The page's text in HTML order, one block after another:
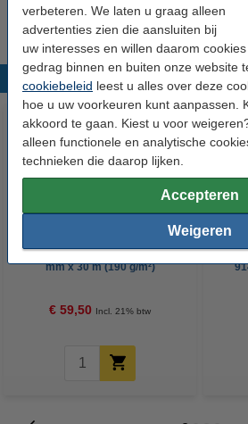
verbeteren. We laten u graag alleen
advertenties zien die aansluiten bij
uw interesses en willen daarom
gedrag binnen en buiten onze website
cookiebeleid leest u alles over deze
hoe u uw voorkeuren kunt aanpassen.
akkoord te gaan. Kiest u voor
alleen functionele en analytische
technieken die daarop lijken.
Accepteren
Weigeren
Populaire
123inkt Glossy paper roll 610
mm x 30 m (190 g/m²)
€ 59,50 Incl. 21% btw